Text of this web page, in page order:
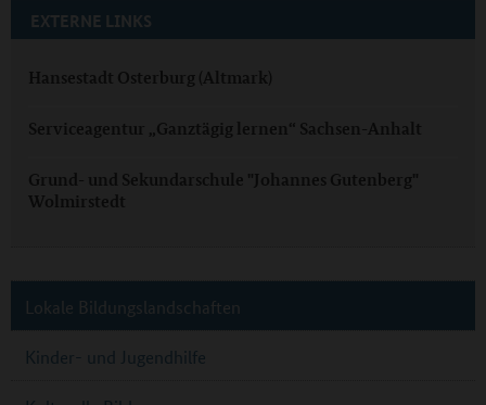
EXTERNE LINKS
Hansestadt Osterburg (Altmark)
Serviceagentur „Ganztägig lernen“ Sachsen-Anhalt
Grund- und Sekundarschule "Johannes Gutenberg"
Wolmirstedt
Lokale Bildungslandschaften
Kinder- und Jugendhilfe